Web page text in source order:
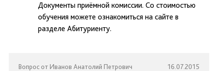
Документы приёмной комиссии. Со стоимостью
обучения можете ознакомиться на сайте в
разделе Абитуриенту.
Вопрос от Иванов Анатолий Петрович 16.07.2015